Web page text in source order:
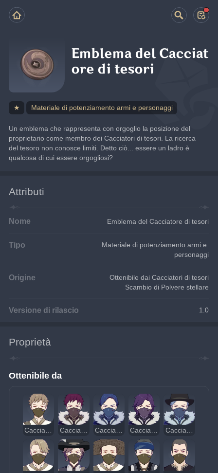
Emblema del Cacciat
ore di tesori
★ Materiale di potenziamento armi e personaggi
Un emblema che rappresenta con orgoglio la posizione del
proprietario come membro dei Cacciatori di tesori. La ricerca
del tesoro non conosce limiti. Detto ciò... essere un ladro è
qualcosa di cui essere orgogliosi?
Attributi
Nome Emblema del Cacciatore di tesori
Tipo
Materiale di potenziamento armi e
personaggi
Origine
Ottenibile dai Cacciatori di tesori
Scambio di Polvere stellare
Versione di rilascio 1.0
Proprietà
Ottenibile da